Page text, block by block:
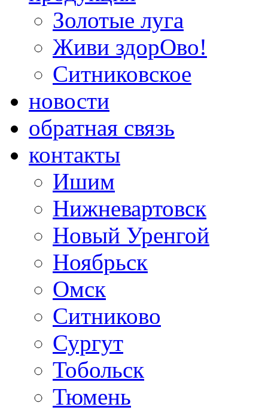
Золотые луга
Живи здорОво!
Ситниковское
новости
обратная связь
контакты
Ишим
Нижневартовск
Новый Уренгой
Ноябрьск
Омск
Ситниково
Сургут
Тобольск
Тюмень